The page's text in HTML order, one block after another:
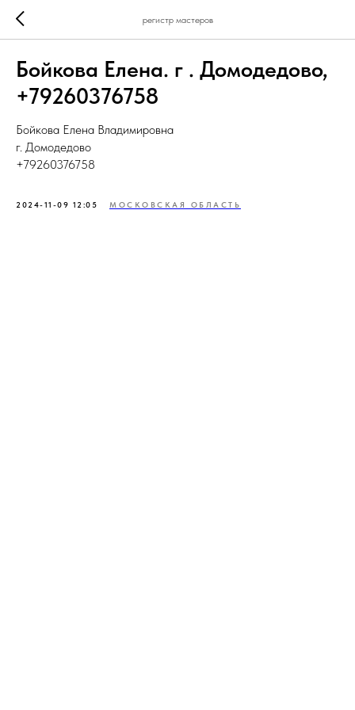
регистр мастеров
Бойкова Елена. г . Домодедово,
+79260376758
Бойкова Елена Владимировна
г. Домодедово
+79260376758
2024-11-09 12:05 МОСКОВСКАЯ ОБЛАСТЬ